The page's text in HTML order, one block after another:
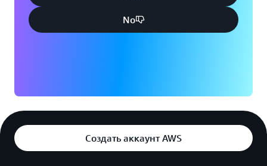
No
Создать аккаунт AWS